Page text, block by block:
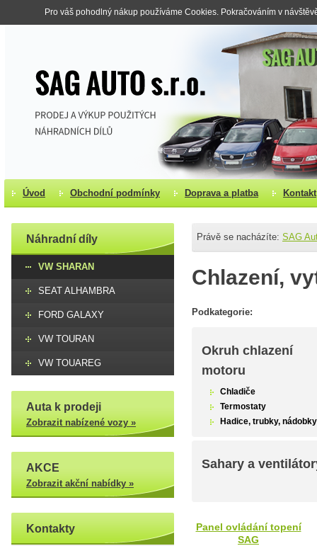
Pro váš pohodlný nákup používáme Cookies. Pokračováním v
Úvod Obchodní podmínky Doprava a platba Kontakt
Náhradní díly
VW SHARAN
SEAT ALHAMBRA
FORD GALAXY
VW TOURAN
VW TOUAREG
Auta k prodeji
Zobrazit nabízené vozy »
AKCE
Zobrazit akční nabídky »
Kontakty
Právě se nacházíte: SAG
Chlazení,
Podkategorie:
Okruh chlazení
motoru
Chladiče
Termostaty
Hadice, trubky, nádobky
Sahary a
Panel ovládání topení
SAG